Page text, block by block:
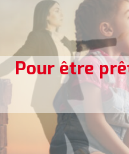
Pour être